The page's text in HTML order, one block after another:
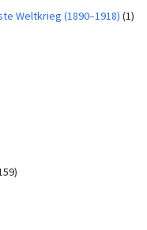
Weltkrieg (1890–1918) (1)